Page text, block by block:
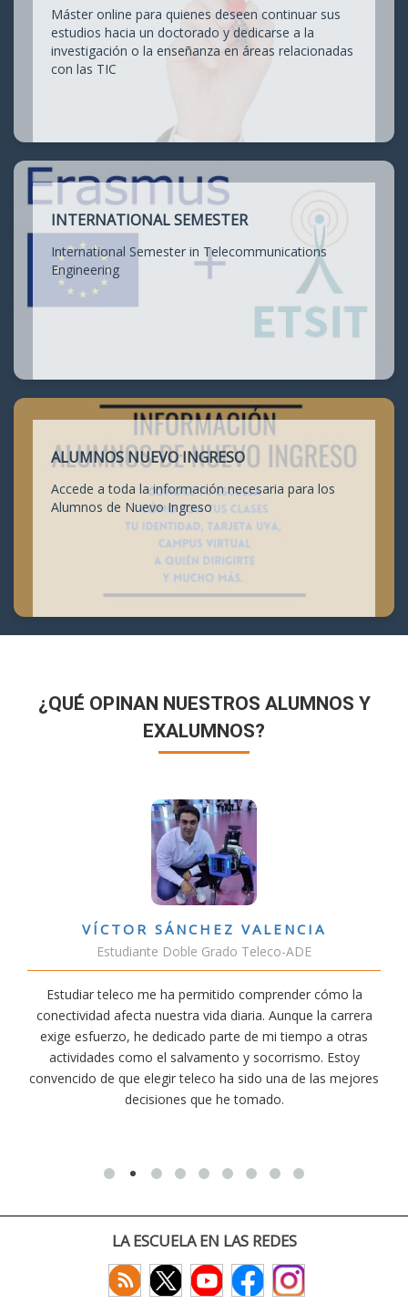
Máster online para quienes deseen continuar sus
estudios hacia un doctorado y dedicarse a la
investigación o la enseñanza en áreas relacionadas
con las TIC
INTERNATIONAL SEMESTER
International Semester in Telecommunications
Engineering
ALUMNOS NUEVO INGRESO
Accede a toda la información necesaria para los
Alumnos de Nuevo Ingreso
¿QUÉ OPINAN NUESTROS ALUMNOS Y
EXALUMNOS?
VÍCTOR SÁNCHEZ VALENCIA
Estudiante Doble Grado Teleco-ADE
Estudiar teleco me ha permitido comprender cómo la
conectividad afecta nuestra vida diaria. Aunque la carrera
exige esfuerzo, he dedicado parte de mi tiempo a otras
actividades como el salvamento y socorrismo. Estoy
convencido de que elegir teleco ha sido una de las mejores
decisiones que he tomado.
LA ESCUELA EN LAS REDES